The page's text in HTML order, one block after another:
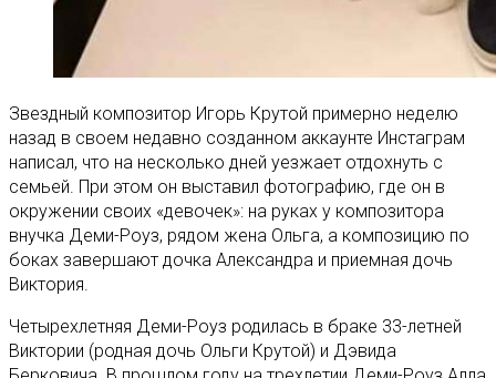
Звездный композитор Игорь Крутой примерно неделю
назад в своем недавно созданном аккаунте Инстаграм
написал, что на несколько дней уезжает отдохнуть с
семьей. При этом он выставил фотографию, где он в
окружении своих «девочек»: на руках у композитора
внучка Деми-Роуз, рядом жена Ольга, а композицию по
боках завершают дочка Александра и приемная дочь
Виктория.
Четырехлетняя Деми-Роуз родилась в браке 33-летней
Виктории (родная дочь Ольги Крутой) и Дэвида